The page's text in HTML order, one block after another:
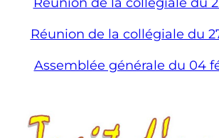
Réunion de la collégiale du
Assemblée générale du 04